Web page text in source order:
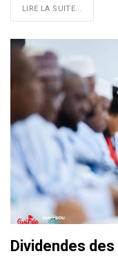
LIRE LA SUITE...
Dividendes